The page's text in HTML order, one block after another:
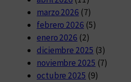
marzo 2026 (7)
febrero 2026 (5)
enero 2026 (2)
diciembre 2025 (3)
noviembre 2025 (7)
octubre 2025 (9)